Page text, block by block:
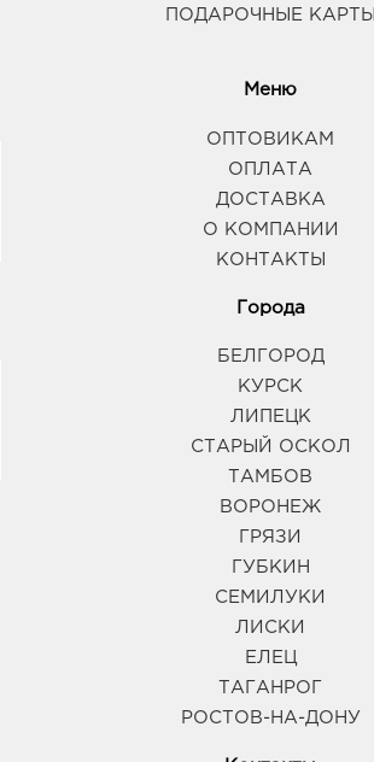
ПОДАРОЧНЫЕ КАРТЫ
Меню
ОПТОВИКАМ
ОПЛАТА
ДОСТАВКА
О КОМПАНИИ
КОНТАКТЫ
Города
БЕЛГОРОД
КУРСК
ЛИПЕЦК
СТАРЫЙ ОСКОЛ
ТАМБОВ
ВОРОНЕЖ
ГРЯЗИ
ГУБКИН
СЕМИЛУКИ
ЛИСКИ
ЕЛЕЦ
ТАГАНРОГ
РОСТОВ-НА-ДОНУ